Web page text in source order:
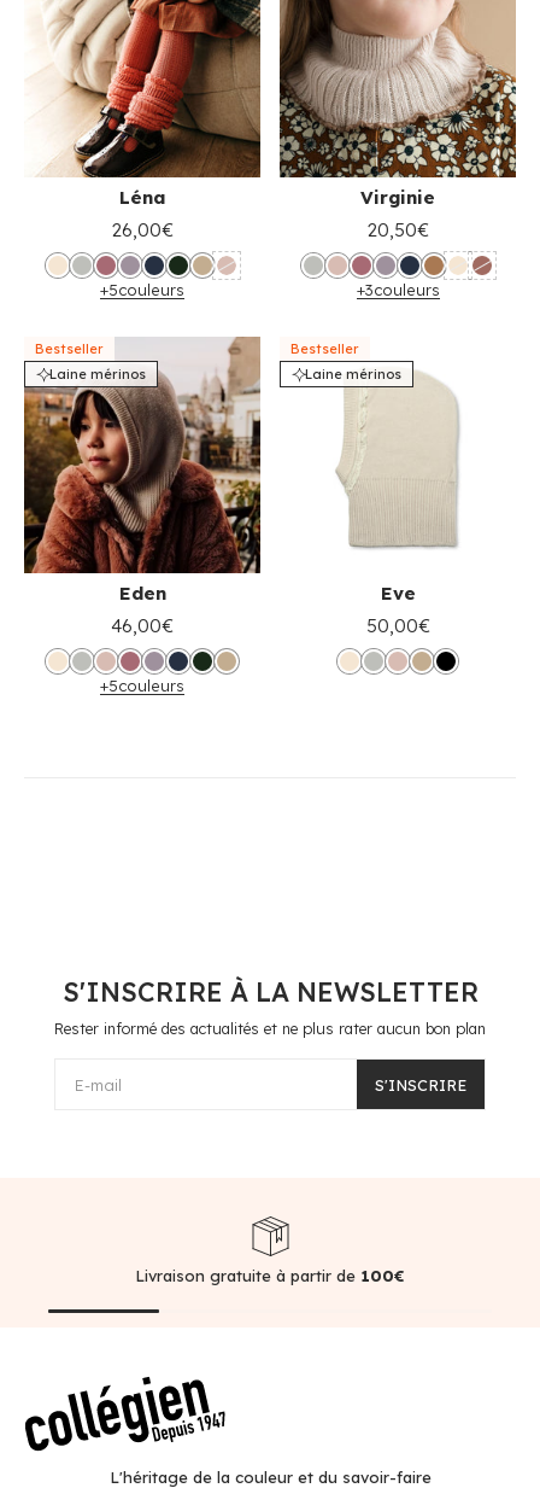
Léna
26,00€
+5couleurs
Virginie
20,50€
+3couleurs
Bestseller
Laine mérinos
Eden
46,00€
+5couleurs
Bestseller
Laine mérinos
Eve
50,00€
S'INSCRIRE À LA NEWSLETTER
Rester informé des actualités et ne plus rater aucun bon plan
E-mail S'INSCRIRE
Livraison gratuite à partir de 100€
L'héritage de la couleur et du savoir-faire